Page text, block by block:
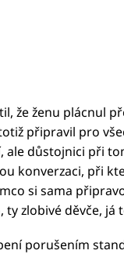
že ženu plácnul
připravil pro
důstojnici při
konverzaci, při
si sama
zlobivé děvče, já
porušením